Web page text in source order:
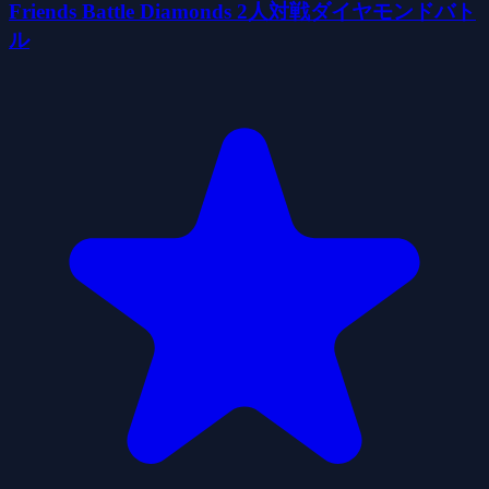
Friends Battle Diamonds 2人対戦ダイヤモンドバト
ル